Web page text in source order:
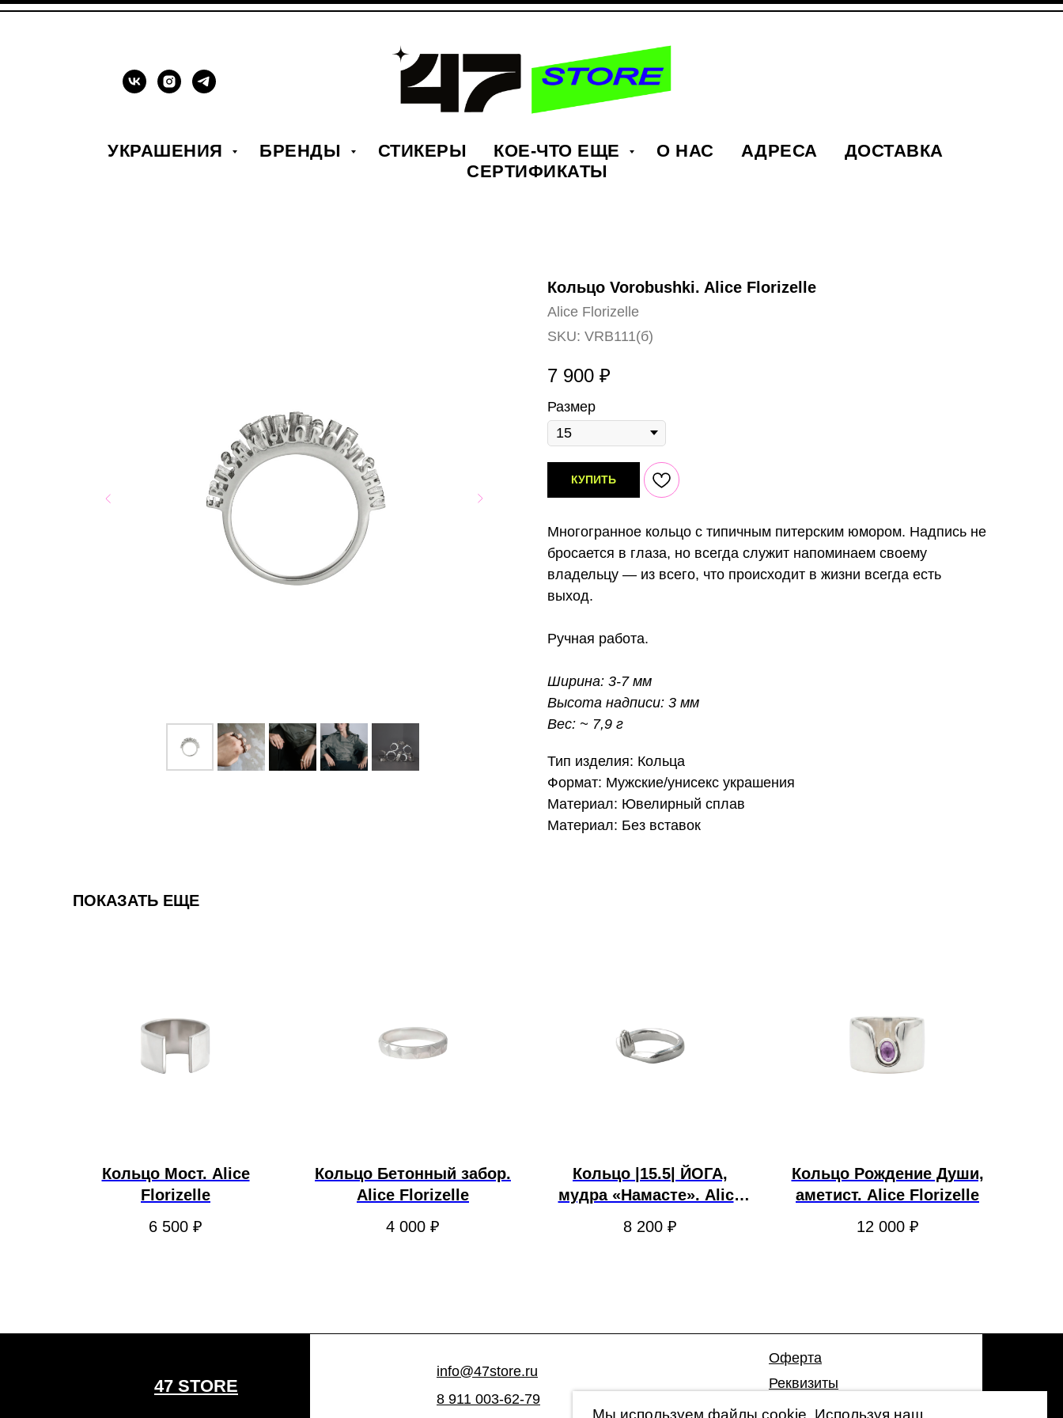
УКРАШЕНИЯ БРЕНДЫ СТИКЕРЫ КОЕ-ЧТО ЕЩЕ О НАС АДРЕСА
ДОСТАВКА
СЕРТИФИКАТЫ
Мы используем файлы cookie. Используя наш
Кольцо Vorobushki. Alice Florizelle
Alice Florizelle
SKU: VRB111(б)
7 900 ₽
Размер
КУПИТЬ
Многогранное кольцо с типичным питерским юмором. Надпись не
бросается в глаза, но всегда служит напоминаем своему
владельцу — из всего, что происходит в жизни всегда есть
выход.
Ручная работа.
Ширина: 3-7 мм
Высота надписи: 3 мм
Вес: ~ 7,9 г
Тип изделия: Кольца
Формат: Мужские/унисекс украшения
Материал: Ювелирный сплав
Материал: Без вставок
ПОКАЗАТЬ ЕЩЕ
Кольцо Мост. Alice
Florizelle
6 500 ₽
Кольцо Бетонный забор.
Alice Florizelle
4 000 ₽
Кольцо |15.5| ЙОГА,
мудра «Намасте». Alice
8 200 ₽
Кольцо Рождение Души,
аметист. Alice Florizelle
12 000 ₽
info@47store.ru
Оферта
Реквизиты
Гарантия
47 STORE
8 911 003-62-79